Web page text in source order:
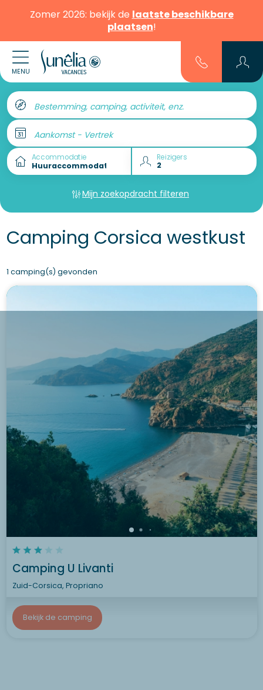
Zomer 2026: bekijk de laatste beschikbare
plaatsen!
MENU
Bestemming, camping, activiteit, enz.
Aankomst - Vertrek
Accommodatie Reizigers
Mijn zoekopdracht filteren
Camping Corsica westkust
1 camping(s) gevonden
Camping U Livanti
Zuid-Corsica, Propriano
Bekijk de camping